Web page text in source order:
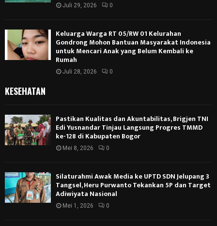
Juli 29, 2026 0
Keluarga Warga RT 05/RW 01 Kelurahan
Gondrong Mohon Bantuan Masyarakat Indonesia
untuk Mencari Anak yang Belum Kembali ke
Rumah
Juli 28, 2026 0
KESEHATAN
Pastikan Kualitas dan Akuntabilitas, Brigjen TNI
Edi Yusnandar Tinjau Langsung Progres TMMD
ke-128 di Kabupaten Bogor
Mei 8, 2026 0
Silaturahmi Awak Media ke UPTD SDN Jelupang 3
Tangsel, Heru Purwanto Tekankan 5P dan Target
Adiwiyata Nasional
Mei 1, 2026 0